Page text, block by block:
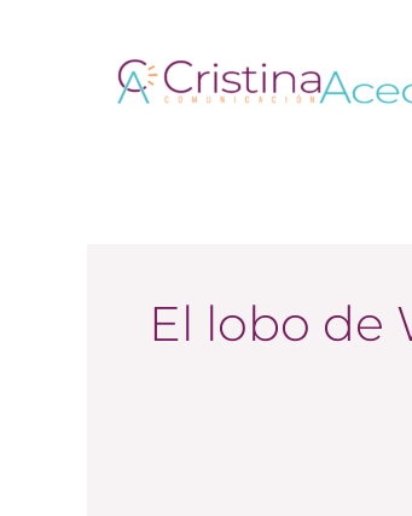
El lobo de